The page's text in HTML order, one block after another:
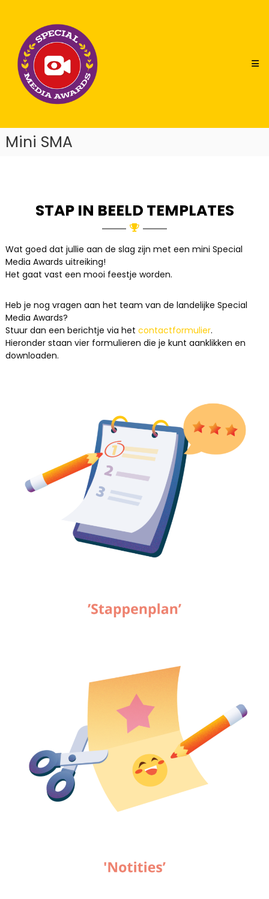
contentMedia
Awards
Mini SMA
STAP IN BEELD TEMPLATES
Wat goed dat jullie aan de slag zijn met een mini Special
Media Awards uitreiking!
Het gaat vast een mooi feestje worden.
Heb je nog vragen aan het team van de landelijke Special
Media Awards?
Stuur dan een berichtje via het contactformulier.
Hieronder staan vier formulieren die je kunt aanklikken en
downloaden.